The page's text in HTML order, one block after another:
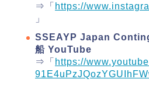
⇒「 https://
」
SSEAYP Japan
船 YouTube
⇒「 https://